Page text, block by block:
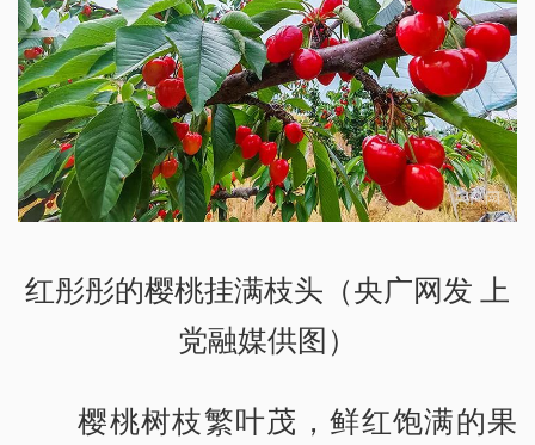
红彤彤的樱桃挂满枝头（央广网发 上
党融媒供图）
樱桃树枝繁叶茂，鲜红饱满的果